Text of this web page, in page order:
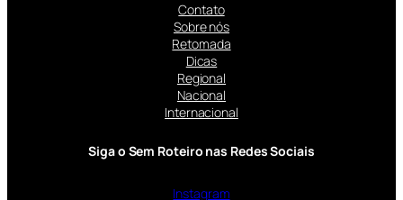
Contato
Sobre nós
Retomada
Dicas
Regional
Nacional
Internacional
Siga o Sem Roteiro nas Redes Sociais
Instagram